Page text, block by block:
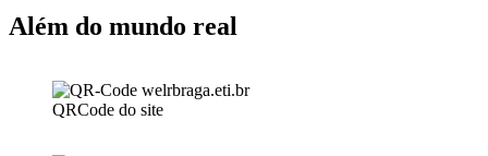
Netware
a
Ubuntu
Além do mundo real
QRCode do site